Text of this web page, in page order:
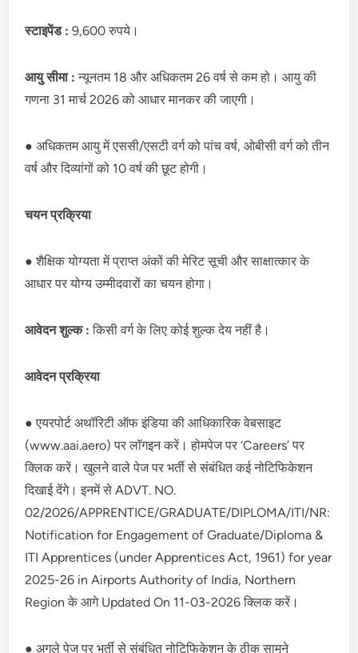
स्टाइपेंड :9,600 रुपये।
आयु सीमा :न्यूनतम 18 और अधिकतम 26 वर्ष से कम हो। आयु की
गणना 31 मार्च 2026 को आधार मानकर की जाएगी।
● अधिकतम आयु में एससी/एसटी वर्ग को पांच वर्ष, ओबीसी वर्ग को तीन
वर्ष और दिव्यांगों को 10 वर्ष की छूट होगी।
चयन प्रक्रिया
● शैक्षिक योग्यता में प्राप्त अंकों की मेरिट सूची और साक्षात्कार के
आधार पर योग्य उम्मीदवारों का चयन होगा।
आवेदन शुल्क :किसी वर्ग के लिए कोई शुल्क देय नहीं है।
आवेदन प्रक्रिया
● एयरपोर्ट अथॉरिटी ऑफ इंडिया की आधिकारिक वेबसाइट
(www.aai.aero) पर लॉगइन करें। होमपेज पर ‘Careers’ पर
क्लिक करें। खुलने वाले पेज पर भर्ती से संबंधित कई नोटिफिकेशन
दिखाई देंगे। इनमें से ADVT. NO.
02/2026/APPRENTICE/GRADUATE/DIPLOMA/ITI/NR:
Notification for Engagement of Graduate/Diploma &
ITI Apprentices (under Apprentices Act, 1961) for year
2025-26 in Airports Authority of India, Northern
Region के आगे Updated On 11-03-2026 क्लिक करें।
● अगले पेज पर भर्ती से संबंधित नोटिफिकेशन के ठीक सामने